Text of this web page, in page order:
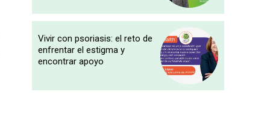
Vivir con psoriasis: el reto de
enfrentar el estigma y
encontrar apoyo